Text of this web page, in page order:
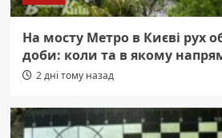
На мосту Метро в Києві рух
доби: коли та в якому
2 дні тому назад